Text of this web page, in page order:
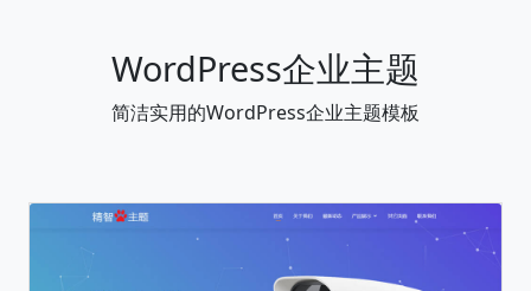
WordPress企业主题
简洁实用的WordPress企业主题模板